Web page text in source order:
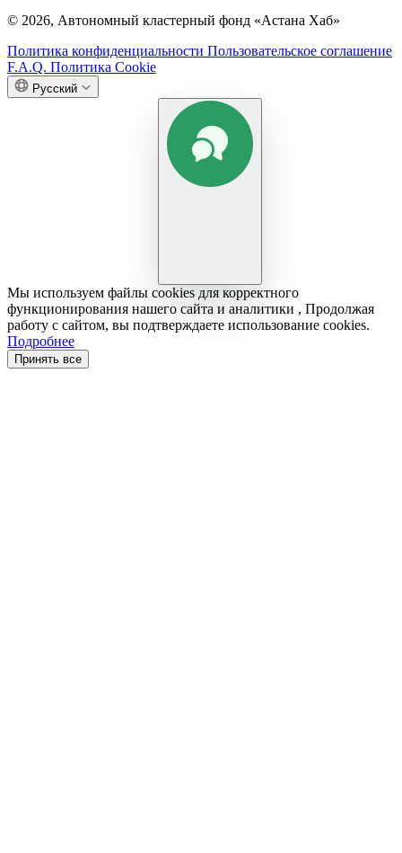
© 2026, Автономный кластерный фонд «Астана Хаб»
Политика конфиденциальности Пользовательское соглашение
F.A.Q. Политика Cookie
Русский
Мы используем файлы cookies для корректного
функционирования нашего сайта и аналитики , Продолжая
работу с сайтом, вы подтверждаете использование cookies.
Подробнее
Принять все